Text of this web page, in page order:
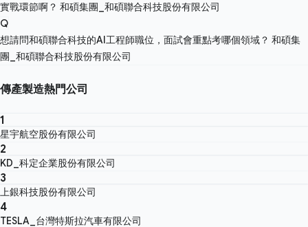
實戰環節啊？ 和碩集團_和碩聯合科技股份有限公司
Q
想請問和碩聯合科技的AI工程師職位，面試會重點考哪個領域？ 和碩集
團_和碩聯合科技股份有限公司
傳產製造熱門公司
1
星宇航空股份有限公司
2
KD_科定企業股份有限公司
3
上銀科技股份有限公司
4
TESLA_台灣特斯拉汽車有限公司